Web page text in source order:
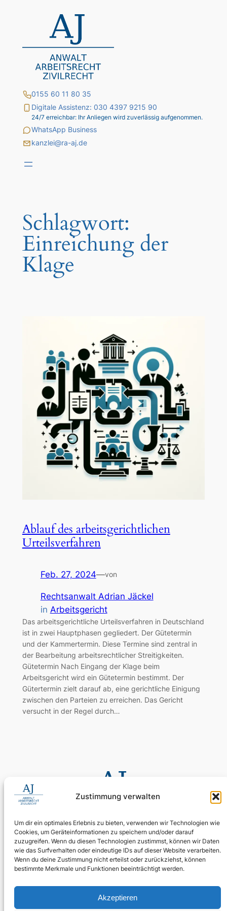
Zustimmung verwalten
Um dir ein optimales Erlebnis zu bieten, verwenden wir Technologien wie
Cookies, um Geräteinformationen zu speichern und/oder darauf
zuzugreifen. Wenn du diesen Technologien zustimmst, können wir Daten
wie das Surfverhalten oder eindeutige IDs auf dieser Website verarbeiten.
Wenn du deine Zustimmung nicht erteilst oder zurückziehst, können
bestimmte Merkmale und Funktionen beeinträchtigt werden.
Akzeptieren
0155 60 11 80 35
Digitale Assistenz: 030 4397 9215 90
24/7 erreichbar: Ihr Anliegen wird zuverlässig aufgenommen.
WhatsApp Business
kanzlei@ra-aj.de
Schlagwort:
Einreichung der
Klage
Ablauf des arbeitsgerichtlichen
Urteilsverfahren
Feb. 27, 2024—von
Rechtsanwalt Adrian Jäckel
in Arbeitsgericht
Das arbeitsgerichtliche Urteilsverfahren in Deutschland
ist in zwei Hauptphasen gegliedert. Der Gütetermin
und der Kammertermin. Diese Termine sind zentral in
der Bearbeitung arbeitsrechtlicher Streitigkeiten.
Gütetermin Nach Eingang der Klage beim
Arbeitsgericht wird ein Gütetermin bestimmt. Der
Gütertermin zielt darauf ab, eine gerichtliche Einigung
zwischen den Parteien zu erreichen. Das Gericht
versucht in der Regel durch…
0155 60 11 80 35
Digitale Assistenz: 030 4397 9215 90
24/7 erreichbar: Ihr Anliegen wird zuverlässig aufgenommen.
WhatsApp Business
kanzlei@ra-aj.de